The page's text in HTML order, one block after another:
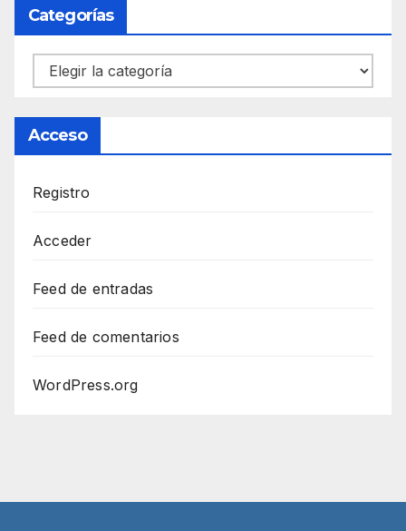
Categorías
Categorías
Acceso
Registro
Acceder
Feed de entradas
Feed de comentarios
WordPress.org